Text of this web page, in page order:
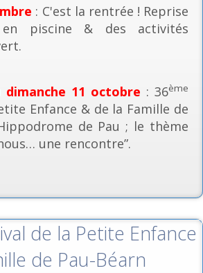
: C'est la rentrée ! Reprise
piscine & des activités
dimanche 11 octobre : 36ème
Enfance & de la Famille de
de Pau ; le thème
une rencontre”.
de la Petite Enfance
de Pau-Béarn